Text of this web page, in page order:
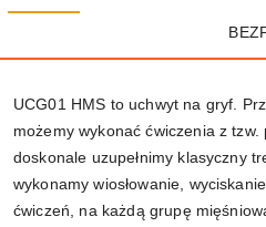
UCG01 HMS to uchwyt na gryf.
możemy wykonać ćwiczenia z tzw.
doskonale uzupełnimy klasyczny
wykonamy wiosłowanie,
ćwiczeń, na każdą grupę